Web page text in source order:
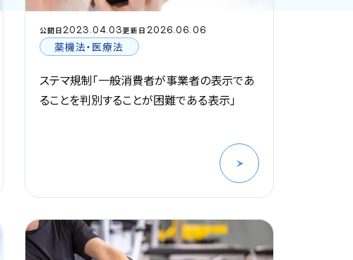
公開日2023.04.03更新日 2026.06.06
薬機法・医療法
ステマ規制「一般消費者が事業者の表示であ
ることを判別することが困難である表示」